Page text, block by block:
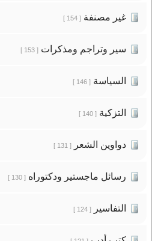
غير مصنفة[ 154 ]
سير وتراجم ومذكرات[ 153 ]
السياسة[ 146 ]
التزكية[ 140 ]
دواوين الشعر[ 131 ]
رسائل ماجستير ودكتوراه[ 130 ]
التفاسير[ 124 ]